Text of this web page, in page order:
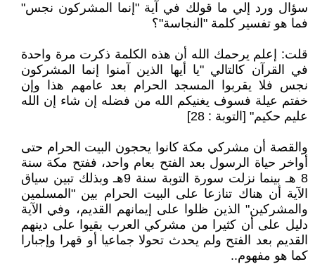
سؤال ورد إلي ما قولك في آية "إنما المشركون نجس"
فما هو تفسير كلمة "النجاسة"؟
قلت: إعلم يرحمك الله أن هذه الكلمة ذكرت مرة واحدة
في القرآن كالتالي "يا أيها الذين آمنوا إنما المشركون
نجس فلا يقربوا المسجد الحرام بعد عامهم هذا وإن
خفتم عيلة فسوف يغنيكم الله من فضله إن شاء إن الله
عليم حكيم" [التوبة : 28]
والقصة أن مشركي مكة كانوا يحجون البيت الحرام حتى
أواخر حياة الرسول بعد الفتح بعام واحد، ففتح مكة سنة
8 هـ بينما نزلت سورة التوبة سنة 9هـ وبذلك تبين سياق
الآية أن هناك تنازعا على البيت الحرام بين "المسلمين
والمشركين" الذين ظلوا على إيمانهم القديم، وفي الآية
دليل على أن كثيرا من مشركي العرب بقيوا على دينهم
القديم بعد الفتح ولم يحدث تحولا جماعيا أو قهرا وإجبارا
كما هو مفهوم..